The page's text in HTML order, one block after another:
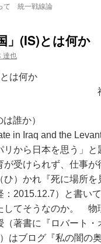
て 統一戦線論
」(IS)とは何か
達也
は何か
本
誰か）
in Iraq and the
から日本を思う」
が受けられず、仕事
）かれ『死に場所
2015.12.7）と書い
してそうなのか。 物
（著書に『ロバート
はブログ『私の闇の